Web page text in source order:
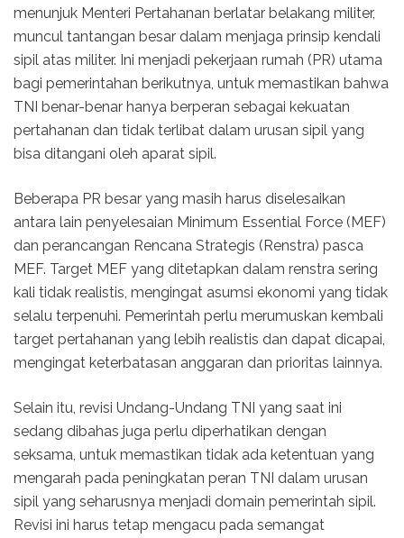
menunjuk Menteri Pertahanan berlatar belakang militer,
muncul tantangan besar dalam menjaga prinsip kendali
sipil atas militer. Ini menjadi pekerjaan rumah (PR) utama
bagi pemerintahan berikutnya, untuk memastikan bahwa
TNI benar-benar hanya berperan sebagai kekuatan
pertahanan dan tidak terlibat dalam urusan sipil yang
bisa ditangani oleh aparat sipil.
Beberapa PR besar yang masih harus diselesaikan
antara lain penyelesaian Minimum Essential Force (MEF)
dan perancangan Rencana Strategis (Renstra) pasca
MEF. Target MEF yang ditetapkan dalam renstra sering
kali tidak realistis, mengingat asumsi ekonomi yang tidak
selalu terpenuhi. Pemerintah perlu merumuskan kembali
target pertahanan yang lebih realistis dan dapat dicapai,
mengingat keterbatasan anggaran dan prioritas lainnya.
Selain itu, revisi Undang-Undang TNI yang saat ini
sedang dibahas juga perlu diperhatikan dengan
seksama, untuk memastikan tidak ada ketentuan yang
mengarah pada peningkatan peran TNI dalam urusan
sipil yang seharusnya menjadi domain pemerintah sipil.
Revisi ini harus tetap mengacu pada semangat